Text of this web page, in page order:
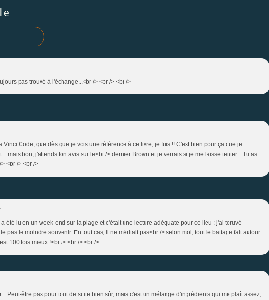
pas trouvé à l'échange...<br /> <br /> <br />
Vinci Code, que dès que je vois une référence à ce livre, je fuis !! C'est bien pour ça que je
mais bon, j'attends ton avis sur le<br /> dernier Brown et je verrais si je me laisse tenter... Tu as
<br /> <br />
été lu en un week-end sur la plage et c'était une lecture adéquate pour ce lieu : j'ai toruvé
pas le moindre souvenir. En tout cas, il ne méritait pas<br /> selon moi, tout le battage fait autour
100 fois mieux !<br /> <br /> <br />
Peut-être pas pour tout de suite bien sûr, mais c'est un mélange d'ingrédients qui me plaît assez,